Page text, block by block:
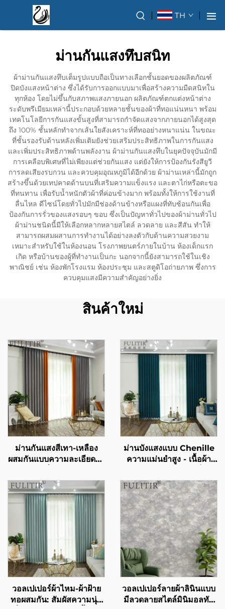
TH
ม่านกันแสงทึบสนิท
ผ้าม่านกันแสงทึบเต็มรูปแบบถือเป็นทางเลือกชั้นยอดของผลิตภัณฑ์
ปิดบังแสงหน้าต่าง ซึ่งได้รับการออกแบบมาเพื่อสร้างความมืดสนิทใน
ทุกห้อง โดยไม่ขึ้นกับสภาพแสงภายนอก ผลิตภัณฑ์ตกแต่งหน้าต่าง
ระดับพรีเมียมเหล่านี้ประกอบด้วยหลายชั้นของผ้าที่ทอแน่นหนา พร้อม
เทคโนโลยีการกันแสงขั้นสูงที่สามารถกำจัดแสงจากภายนอกได้สูงสุด
ถึง 100% ชั้นหลักทำจากเส้นใยสังเคราะห์ที่ทออย่างหนาแน่น ในขณะ
ที่ชั้นรองรับด้านหลังเพิ่มเติมยังช่วยเสริมประสิทธิภาพในการกันแสง
และเพิ่มประสิทธิภาพด้านพลังงาน ผ้าม่านกันแสงทึบในยุคปัจจุบันมักมี
การเคลือบพิเศษที่ไม่เพียงแต่ช่วยกันแสง แต่ยังให้การป้องกันรังสียูวี
การลดเสียงรบกวน และควบคุมอุณหภูมิได้อีกด้วย ผ้าม่านเหล่านี้มักถูก
สร้างขึ้นด้วยเทปคาดด้านบนที่เสริมความแข็งแรง และตาไก่หรือตะขอ
ที่ทนทาน เพื่อรับน้ำหนักตัวผ้าที่ค่อนข้างมาก พร้อมทั้งให้การใช้งานที่
ลื่นไหล ดีไซน์โดยทั่วไปมักมีช่องด้านข้างหรือแผงที่ทับซ้อนกันเพื่อ
ป้องกันการรั่วของแสงรอบๆ ขอบ ซึ่งเป็นปัญหาทั่วไปของผ้าม่านทั่วไป
ผ้าม่านชนิดนี้มีให้เลือกหลากหลายสไตล์ ลวดลาย และสีสัน ทำให้
สามารถผสมผสานการทำงานได้อย่างลงตัวกับด้านความสวยงาม
เหมาะสำหรับใช้ในห้องนอน โรงภาพยนตร์ภายในบ้าน ห้องเด็กแรก
เกิด หรือบ้านของผู้ที่ทำงานเป็นกะ นอกจากนี้ยังสามารถใช้ในเชิง
พาณิชย์ เช่น ห้องพักโรงแรม ห้องประชุม และสตูดิโอถ่ายภาพ ซึ่งการ
ควบคุมแสงมีความสำคัญอย่างยิ่ง
สินค้าใหม่
ม่านกันแสงสีเทา-เหลือง
ผสมกันแบบความละเอียดสูง
นิมอลทันสมัยแบบแยกสี
ชัดเจน
ม่านบังแสงแบบ Chenille
ความแม่นยำสูง - เนื้อผ้า
ประสิทธิภาพ ม่านกันลม
และให้ความอบอุ่นสำหรับ
ห้องนอนและห้องนั่งเล่น
วอลเปเปอร์ผ้าไหม-ผ้าฝ้าย
ทอผสมกัน: สัมผัสความนุ่ม
วอลเปเปอร์ลายผ้าลินินแบบ
มีลวดลายสไตล์มินิมอลทัน